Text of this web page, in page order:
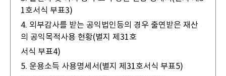
1호서식 부표3)
4. 외부감사를 받는 공익법인등의 경우 출연받은 재산
의 공익목적사용 현황(별지 제31호
서식 부표4)
5. 운용소득 사용명세서(별지 제31호서식 부표5)